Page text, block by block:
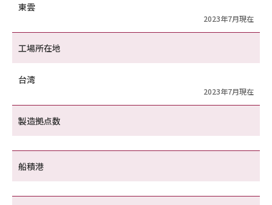
東雲
2023年7月現在
工場所在地
台湾
2023年7月現在
製造拠点数
船積港